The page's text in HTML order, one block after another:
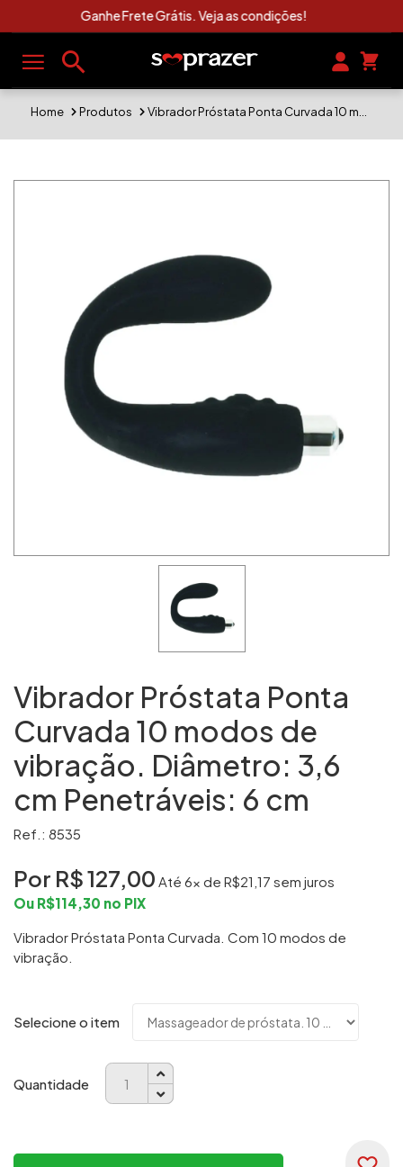
Clique Aqui e Veja As Novidades Sexshop
Home Produtos
Vibrador Próstata Ponta
Curvada 10 modos de
vibração. Diâmetro: 3,6
cm Penetráveis: 6 cm
Ref.: 8535
Por R$127,00 Até 6x de R$21,17 sem juros
Ou R$114,30 no PIX
Vibrador Próstata Ponta Curvada. Com 10 modos de
vibração.
Selecione o item
Quantidade